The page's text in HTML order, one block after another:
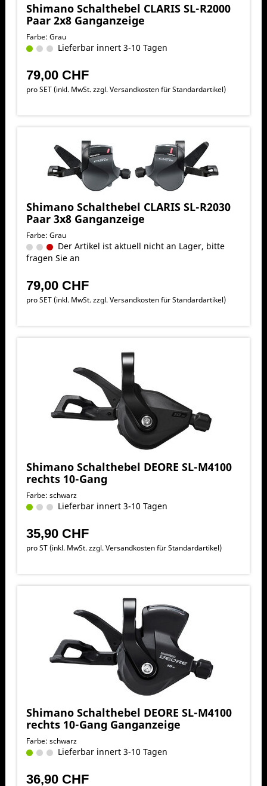
Shimano Schalthebel CLARIS SL-R2000
Paar 2x8 Ganganzeige
Farbe: Grau
Lieferbar innert 3-10 Tagen
79,00 CHF
pro SET (inkl. MwSt. zzgl.Versandkosten für Standardartikel)
Shimano Schalthebel CLARIS SL-R2030
Paar 3x8 Ganganzeige
Farbe: Grau
Der Artikel ist aktuell nicht an Lager, bitte
fragen Sie an
79,00 CHF
pro SET (inkl. MwSt. zzgl.Versandkosten für Standardartikel)
Shimano Schalthebel DEORE SL-M4100
rechts 10-Gang
Farbe: schwarz
Lieferbar innert 3-10 Tagen
35,90 CHF
pro ST (inkl. MwSt. zzgl.Versandkosten für Standardartikel)
Shimano Schalthebel DEORE SL-M4100
rechts 10-Gang Ganganzeige
Farbe: schwarz
Lieferbar innert 3-10 Tagen
36,90 CHF